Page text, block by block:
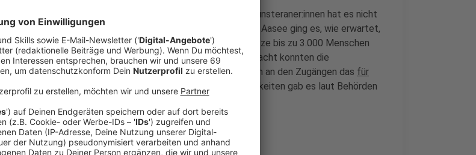
war ein Bilderbuchstart für den "Wonnemonat". Die meisten Münsteraner:innen hat es nicht
eigenen vier Wänden gehalten, es ging raus in die Natur. Am Aasee ging es, wie erwartet,
friedlich zu. Im Bereich der Aaseekugeln haben in der Spitze bis zu 3.000 Menschen
Erst nach 20 Uhr hat sich die Fläche geleert, um Mitternacht konnten die
dann auch ihren Dienst beenden. Sie kontrollierten an den Zugängen das für
Feiertag angeordnete Glasflaschenverbot
, größere Schwierigkeiten gab es laut Behörden